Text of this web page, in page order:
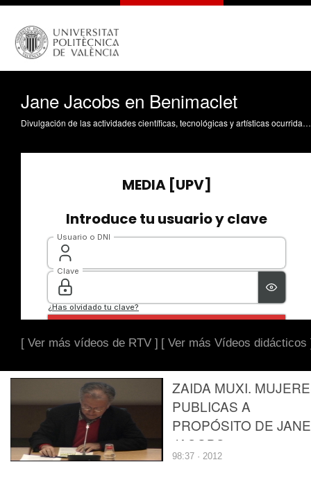
Jane Jacobs en Benimaclet
Divulgación de las actividades científicas, tecnológicas y artísticas ocurridas en los tres campus de la UPV
[ Ver más vídeos de RTV ] [ Ver más Vídeos didácticos
ZAIDA MUXI.
PUBLICAS A
PROPÓSITO DE JANE
JACOBS.... .
98:37 · 2012